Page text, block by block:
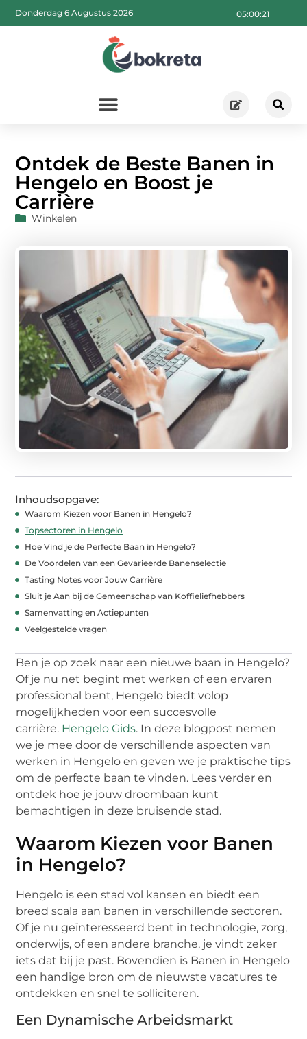
05:00:22
Donderdag 6 Augustus 2026
Ontdek de Beste Banen in
Hengelo en Boost je
Carrière
Winkelen
Inhoudsopgave:
Waarom Kiezen voor Banen in Hengelo?
Topsectoren in Hengelo
Hoe Vind je de Perfecte Baan in Hengelo?
De Voordelen van een Gevarieerde Banenselectie
Tasting Notes voor Jouw Carrière
Sluit je Aan bij de Gemeenschap van Koffieliefhebbers
Samenvatting en Actiepunten
Veelgestelde vragen
Ben je op zoek naar een nieuwe baan in Hengelo?
Of je nu net begint met werken of een ervaren
professional bent, Hengelo biedt volop
mogelijkheden voor een succesvolle
carrière. Hengelo Gids. In deze blogpost nemen
we je mee door de verschillende aspecten van
werken in Hengelo en geven we je praktische tips
om de perfecte baan te vinden. Lees verder en
ontdek hoe je jouw droombaan kunt
bemachtigen in deze bruisende stad.
Waarom Kiezen voor Banen
in Hengelo?
Hengelo is een stad vol kansen en biedt een
breed scala aan banen in verschillende sectoren.
Of je nu geïnteresseerd bent in technologie, zorg,
onderwijs, of een andere branche, je vindt zeker
iets dat bij je past. Bovendien is Banen in Hengelo
een handige bron om de nieuwste vacatures te
ontdekken en snel te solliciteren.
Een Dynamische Arbeidsmarkt